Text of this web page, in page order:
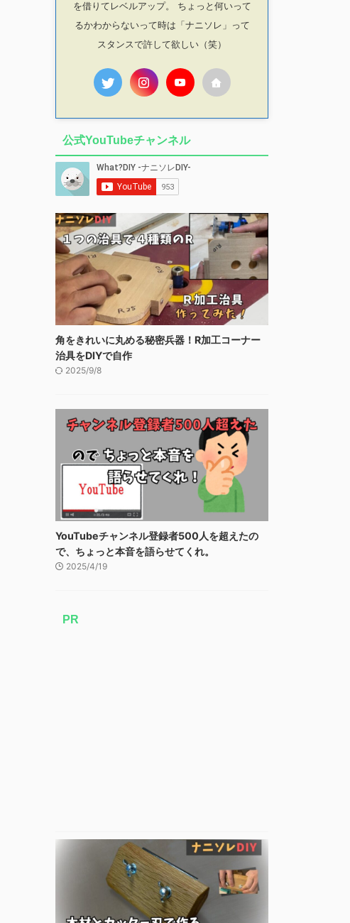
を借りてレベルアップ。 ちょっと何いって
るかわからないって時は「ナニソレ」って
スタンスで許して欲しい（笑）
公式YouTubeチャンネル
角をきれいに丸める秘密兵器！R加工コーナー
治具をDIYで自作
2025/9/8
YouTubeチャンネル登録者500人を超えたの
で、ちょっと本音を語らせてくれ。
2025/4/19
PR